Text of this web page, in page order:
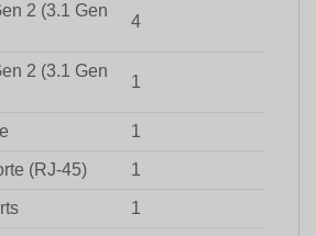
2 (3.1 Gen
4
2 (3.1 Gen
1
1
(RJ-45) 1
1